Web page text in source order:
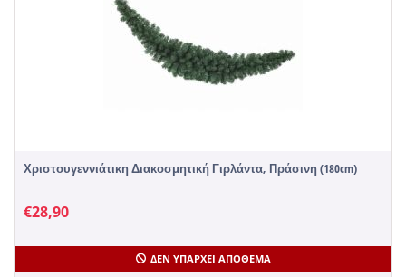
Χριστουγεννιάτικη Διακοσμητική Γιρλάντα, Πράσινη (180cm)
€28,90
ΔΕΝ ΥΠΆΡΧΕΙ ΑΠΌΘΕΜΑ